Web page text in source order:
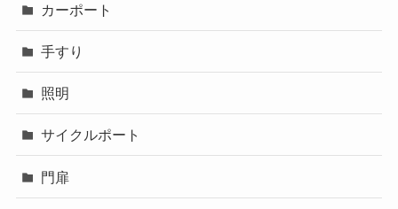
カーポート
手すり
照明
サイクルポート
門扉